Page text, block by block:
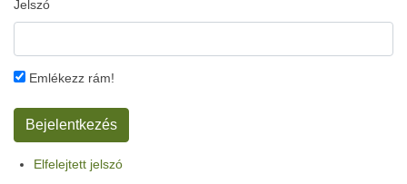
Jelszó
Emlékezz rám!
Elfelejtett jelszó